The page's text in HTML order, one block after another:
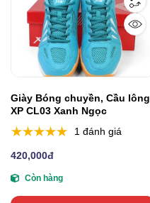
Giày Bóng chuyền, Cầu lông
XP CL03 Xanh Ngọc
1 đánh giá
420,000đ
Còn hàng